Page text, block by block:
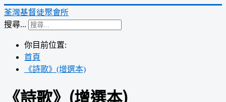
荃灣基督徒聚會所
搜尋...
你目前位置:
首頁
《詩歌》(增選本)
《詩歌》(增選本)